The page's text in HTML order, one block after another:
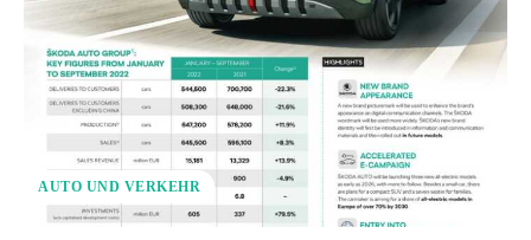
AUTO UND VERKEHR